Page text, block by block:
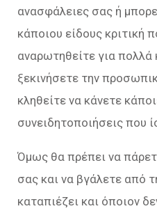
ανασφάλειες σας ή
κάποιου είδους κριτική
αναρωτηθείτε για πολλά
ξεκινήσετε την
κληθείτε να κάνετε
συνειδητοποιήσεις που
Όμως θα πρέπει να
σας και να βγάλετε από
καταπιέζει και όποιον